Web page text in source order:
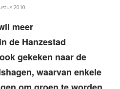
2010
meer
de Hanzestad
gekeken naar de
waarvan enkele